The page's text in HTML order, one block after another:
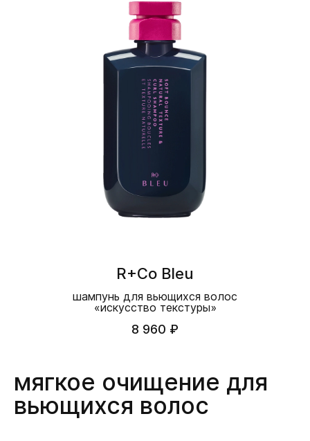
R+Co Bleu
шампунь для вьющихся волос
«искусство текстуры»
8 960 ₽
мягкое очищение для
вьющихся волос